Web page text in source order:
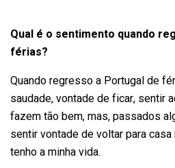
Qual é o sentimento quando
férias?
Quando regresso a Portugal de
saudade, vontade de ficar, sentir
fazem tão bem, mas, passados
sentir vontade de voltar para
tenho a minha vida.